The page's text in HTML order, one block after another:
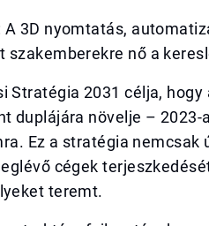
A 3D nyomtatás,
szakemberekre nő a
Stratégia 2031 célja,
duplájára növelje –
Ez a stratégia nemcsak
cégek
teremt.